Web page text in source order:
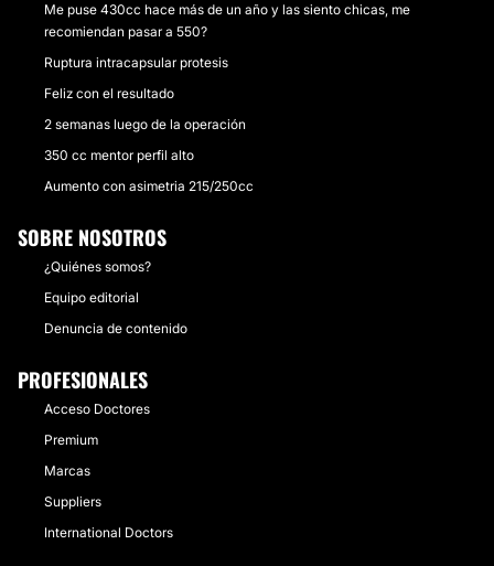
Me puse 430cc hace más de un año y las siento chicas, me
recomiendan pasar a 550?
Ruptura intracapsular protesis
Feliz con el resultado
2 semanas luego de la operación
350 cc mentor perfil alto
Aumento con asimetria 215/250cc
SOBRE NOSOTROS
¿Quiénes somos?
Equipo editorial
Denuncia de contenido
PROFESIONALES
Acceso Doctores
Premium
Marcas
Suppliers
International Doctors